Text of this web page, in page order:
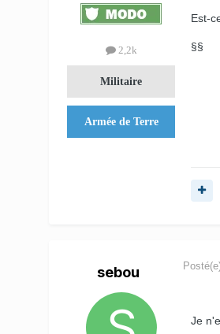
2,2k
Militaire
Armée de Terre
Est-
§§
sebou
Je